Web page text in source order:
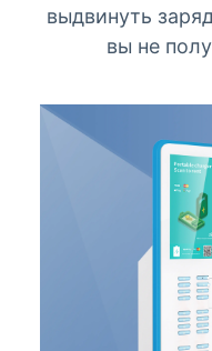
выдвинуть
вы не